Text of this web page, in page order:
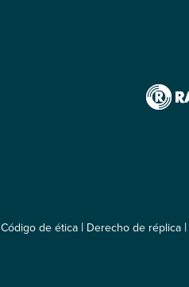
Código de ética| Derecho de réplica|